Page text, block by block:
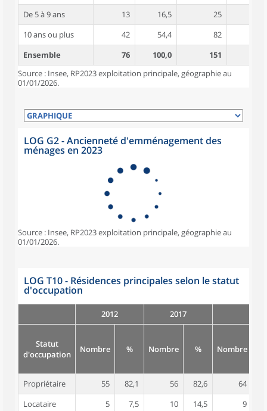
De 5 à 9 ans
13 16,5 25
10 ans ou plus
42 54,4 82
Ensemble
76 100,0 151
Source : Insee, RP2023 exploitation principale, géographie au
01/01/2026.
LOG G2 - Ancienneté d'emménagement des
ménages en 2023
Source : Insee, RP2023 exploitation principale, géographie au
01/01/2026.
LOG T10 - Résidences principales selon le statut
d'occupation
2012 2017
Statut
d'occupation
Nombre % Nombre % Nombre
Propriétaire 55 82,1 56 82,6 64
Locataire
5 7,5 10 14,5 9